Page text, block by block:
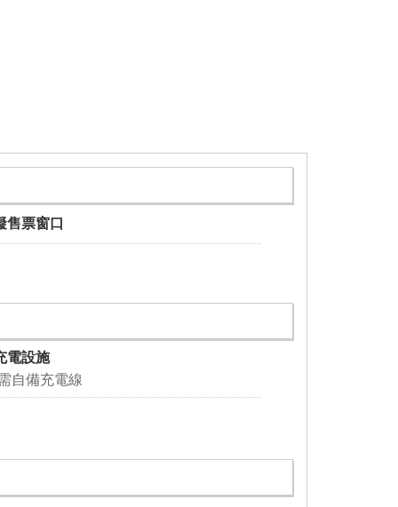
售票窗口
電設施
自備充電線